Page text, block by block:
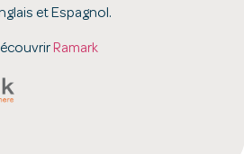
et Espagnol.
Ramark